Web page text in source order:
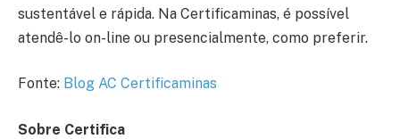
sustentável e rápida. Na Certificaminas, é possível
atendê-lo on-line ou presencialmente, como preferir.
Fonte: Blog AC Certificaminas
Sobre Certifica